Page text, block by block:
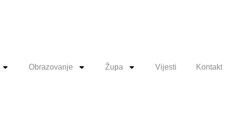
Obrazovanje Župa Vijesti Kontakt